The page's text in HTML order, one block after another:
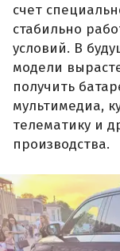
счет
стабильно
условий. В
модели
получить
мультимедиа,
телематику и
производства.